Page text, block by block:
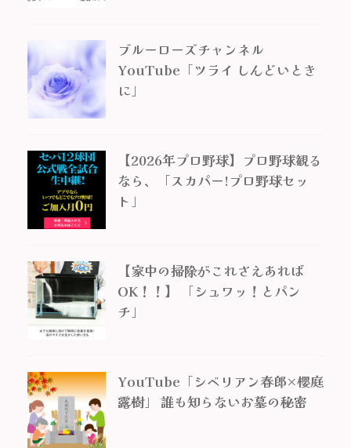
ブルーローズチャンネル
YouTube「ツライ しんどいとき
に」
【2026年プロ野球】プロ野球観る
なら、「スカパー!プロ野球セッ
ト」
【家中の掃除がこれさえあれば
OK！！】 「シュワッ！とパン
チ」
YouTube「シベリアン春郎×櫻庭
露樹」 誰も知らないお墓の秘密